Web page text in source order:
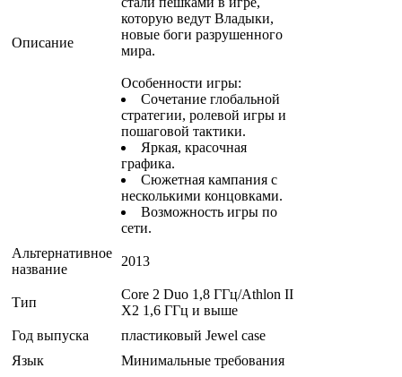
Описание
которую ведут Владыки,
новые боги разрушенного
мира.
Особенности игры:
Сочетание глобальной
стратегии, ролевой игры и
пошаговой тактики.
Яркая, красочная
графика.
Сюжетная кампания с
несколькими концовками.
Возможность игры по
сети.
Альтернативное
название
2013
Тип
Core 2 Duo 1,8 ГГц/Athlon II
X2 1,6 ГГц и выше
Год выпуска
пластиковый Jewel case
Язык
Минимальные требования